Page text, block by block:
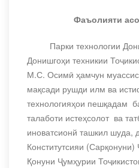
Фаъолияти
Парки технологии
Донишгоҳи техникии
М.С. Осимӣ ҳамчун
мақсади рушди илм ва
технологияҳои пешқадам
талаботи истеҳсолот ва
иноватсионй ташкил шуда,
Конститутсияи
Қонуни Ҷумҳурии